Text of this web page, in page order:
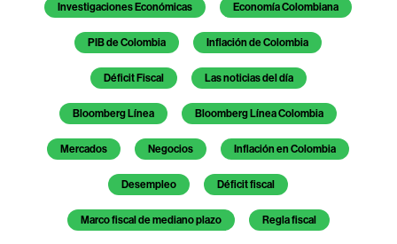
Investigaciones Económicas Economía Colombiana
PIB de Colombia Inflación de Colombia
Déficit Fiscal Las noticias del día
Bloomberg Línea Bloomberg Línea Colombia
Mercados Negocios Inflación en Colombia
Desempleo Déficit fiscal
Marco fiscal de mediano plazo Regla fiscal